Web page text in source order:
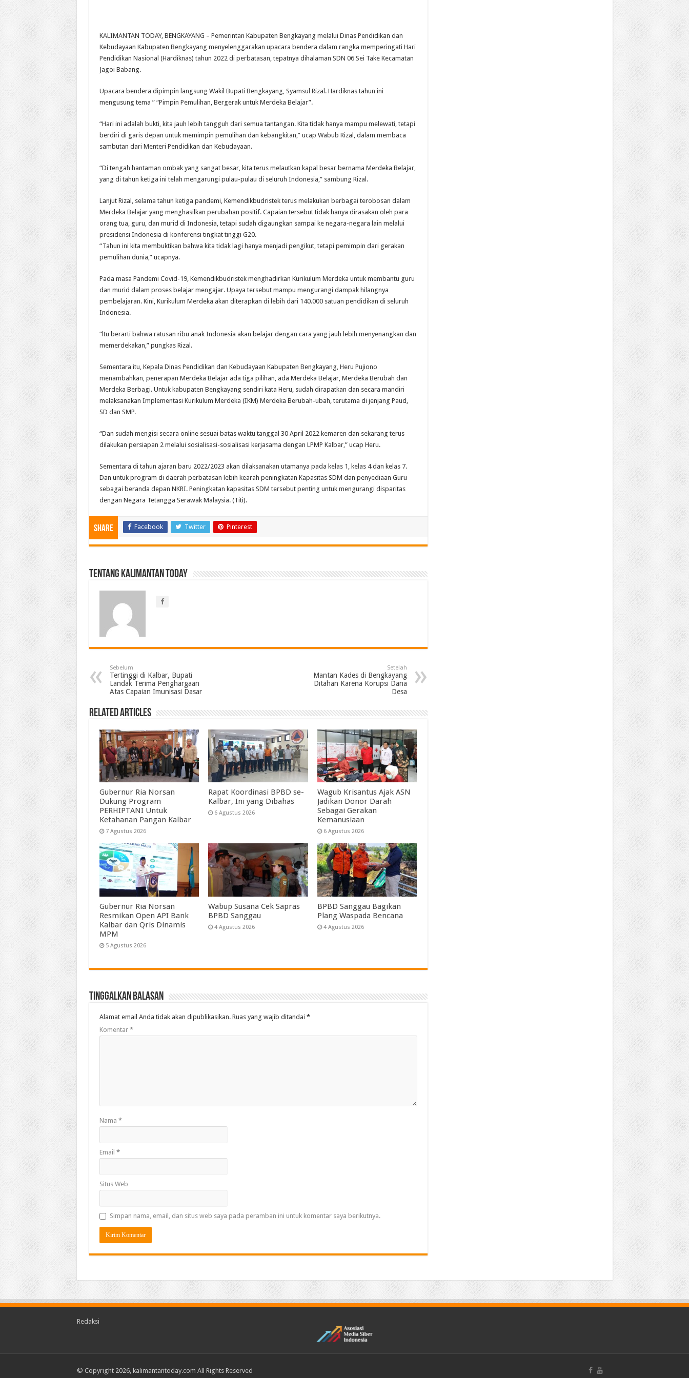
KALIMANTAN TODAY, BENGKAYANG – Pemerintan Kabupaten Bengkayang melalui Dinas Pendidikan dan
Kebudayaan Kabupaten Bengkayang menyelenggarakan upacara bendera dalam rangka memperingati Hari
Pendidikan Nasional (Hardiknas) tahun 2022 di perbatasan, tepatnya dihalaman SDN 06 Sei Take Kecamatan
Jagoi Babang.
Upacara bendera dipimpin langsung Wakil Bupati Bengkayang, Syamsul Rizal. Hardiknas tahun ini
mengusung tema ” “Pimpin Pemulihan, Bergerak untuk Merdeka Belajar”.
“Hari ini adalah bukti, kita jauh lebih tangguh dari semua tantangan. Kita tidak hanya mampu melewati, tetapi
berdiri di garis depan untuk memimpin pemulihan dan kebangkitan,” ucap Wabub Rizal, dalam membaca
sambutan dari Menteri Pendidikan dan Kebudayaan.
“Di tengah hantaman ombak yang sangat besar, kita terus melautkan kapal besar bernama Merdeka Belajar,
yang di tahun ketiga ini telah mengarungi pulau-pulau di seluruh Indonesia,” sambung Rizal.
Lanjut Rizal, selama tahun ketiga pandemi, Kemendikbudristek terus melakukan berbagai terobosan dalam
Merdeka Belajar yang menghasilkan perubahan positif. Capaian tersebut tidak hanya dirasakan oleh para
orang tua, guru, dan murid di Indonesia, tetapi sudah digaungkan sampai ke negara-negara lain melalui
presidensi Indonesia di konferensi tingkat tinggi G20.
“Tahun ini kita membuktikan bahwa kita tidak lagi hanya menjadi pengikut, tetapi pemimpin dari gerakan
pemulihan dunia,” ucapnya.
Pada masa Pandemi Covid-19, Kemendikbudristek menghadirkan Kurikulum Merdeka untuk membantu guru
dan murid dalam proses belajar mengajar. Upaya tersebut mampu mengurangi dampak hilangnya
pembelajaran. Kini, Kurikulum Merdeka akan diterapkan di lebih dari 140.000 satuan pendidikan di seluruh
Indonesia.
“ltu berarti bahwa ratusan ribu anak Indonesia akan belajar dengan cara yang jauh lebih menyenangkan dan
memerdekakan,” pungkas Rizal.
Sementara itu, Kepala Dinas Pendidikan dan Kebudayaan Kabupaten Bengkayang, Heru Pujiono
menambahkan, penerapan Merdeka Belajar ada tiga pilihan, ada Merdeka Belajar, Merdeka Berubah dan
Merdeka Berbagi. Untuk kabupaten Bengkayang sendiri kata Heru, sudah dirapatkan dan secara mandiri
melaksanakan Implementasi Kurikulum Merdeka (IKM) Merdeka Berubah-ubah, terutama di jenjang Paud,
SD dan SMP.
“Dan sudah mengisi secara online sesuai batas waktu tanggal 30 April 2022 kemaren dan sekarang terus
dilakukan persiapan 2 melalui sosialisasi-sosialisasi kerjasama dengan LPMP Kalbar,” ucap Heru.
Sementara di tahun ajaran baru 2022/2023 akan dilaksanakan utamanya pada kelas 1, kelas 4 dan kelas 7.
Dan untuk program di daerah perbatasan lebih kearah peningkatan Kapasitas SDM dan penyediaan Guru
sebagai beranda depan NKRI. Peningkatan kapasitas SDM tersebut penting untuk mengurangi disparitas
dengan Negara Tetangga Serawak Malaysia. (Titi).
Share Facebook Twitter Pinterest
Tentang Kalimantan Today
Sebelum
Tertinggi di Kalbar, Bupati
Landak Terima Penghargaan
Atas Capaian Imunisasi Dasar
Setelah
Mantan Kades di Bengkayang
Ditahan Karena Korupsi Dana
Desa
Related Articles
Gubernur Ria Norsan
Dukung Program
PERHIPTANI Untuk
Ketahanan Pangan Kalbar
7 Agustus 2026
Rapat Koordinasi BPBD se-
Kalbar, Ini yang Dibahas
6 Agustus 2026
Wagub Krisantus Ajak ASN
Jadikan Donor Darah
Sebagai Gerakan
Kemanusiaan
6 Agustus 2026
Gubernur Ria Norsan
Resmikan Open API Bank
Kalbar dan Qris Dinamis
MPM
5 Agustus 2026
Wabup Susana Cek Sapras
BPBD Sanggau
4 Agustus 2026
BPBD Sanggau Bagikan
Plang Waspada Bencana
4 Agustus 2026
Tinggalkan Balasan
Alamat email Anda tidak akan dipublikasikan. Ruas yang wajib ditandai *
Komentar *
Nama *
Email *
Situs Web
Simpan nama, email, dan situs web saya pada peramban ini untuk komentar saya berikutnya.
Redaksi
© Copyright 2026, kalimantantoday.com All Rights Reserved